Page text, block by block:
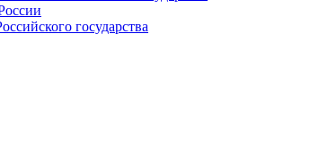
государства